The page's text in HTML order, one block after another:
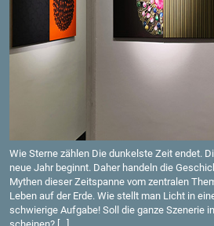
Wie Ster­ne zäh­len Die dun­kels­te Zeit endet.
neue Jahr be­ginnt. Daher han­deln die
My­then die­ser Zeit­span­ne vom zen­tra­len
Leben auf der Erde. Wie stellt man Licht in
schwie­ri­ge Auf­ga­be! Soll die ganze Sze­ne­rie